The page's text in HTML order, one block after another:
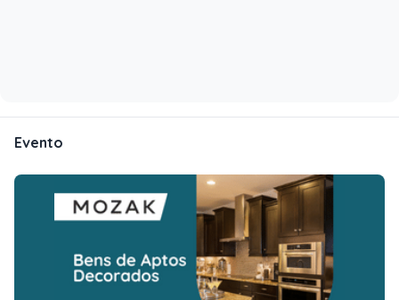
Evento